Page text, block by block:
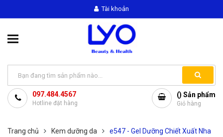
Tài khoản
097.484.4567
Hotline đặt hàng
() Sản phẩm
Giỏ hàng
Trang chủ Kem dưỡng da
e547 - Gel Dưỡng Chiết Xuất Nha